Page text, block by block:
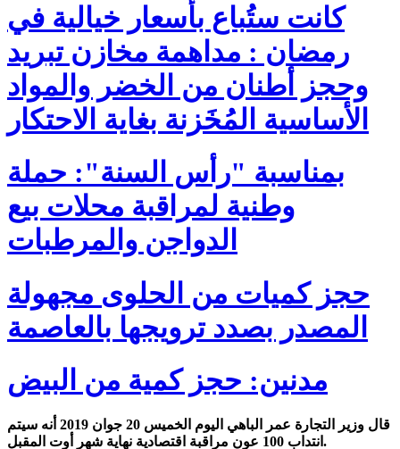
كانت ستُباع بأسعار خيالية في
رمضان : مداهمة مخازن تبريد
وحجز أطنان من الخضر والمواد
الأساسية المُخَزنة بغاية الاحتكار
بمناسبة "رأس السنة": حملة
وطنية لمراقبة محلات بيع
الدواجن والمرطبات
حجز كميات من الحلوى مجهولة
المصدر بصدد ترويجها بالعاصمة
مدنين: حجز كمية من البيض
قال وزير التجارة عمر الباهي اليوم الخميس 20 جوان 2019 أنه سيتم
انتداب 100 عون مراقبة اقتصادية نهاية شهر أوت المقبل.